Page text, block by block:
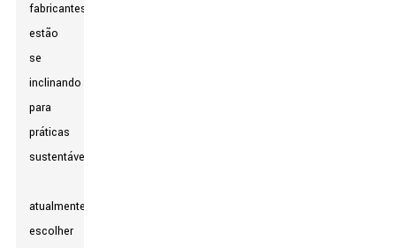
fabricantes
estão
se
inclinando
para
práticas
sustentáveis
atualmente,
escolher